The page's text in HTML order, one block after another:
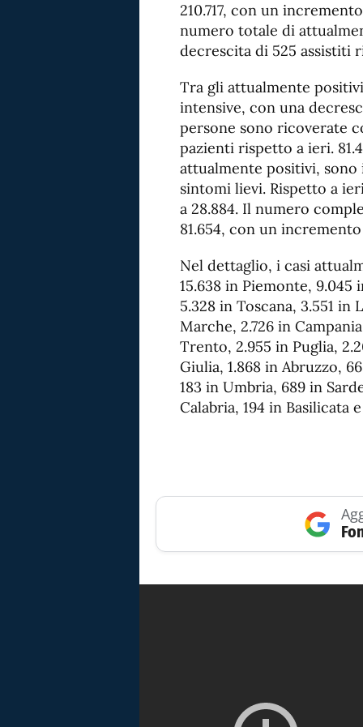
210.717, con un
numero totale di
decrescita di 525 assistiti
Tra gli attualmente
intensive, con una
persone sono ricoverate
pazienti rispetto a ieri.
attualmente positivi,
sintomi lievi. Rispetto a
a 28.884. Il numero
81.654, con un
Nel dettaglio, i casi
15.638 in Piemonte, 9.045
5.328 in Toscana, 3.551 in
Marche, 2.726 in
Trento, 2.955 in Puglia,
Giulia, 1.868 in Abruzzo,
183 in Umbria, 689 in
Calabria, 194 in Basilicata